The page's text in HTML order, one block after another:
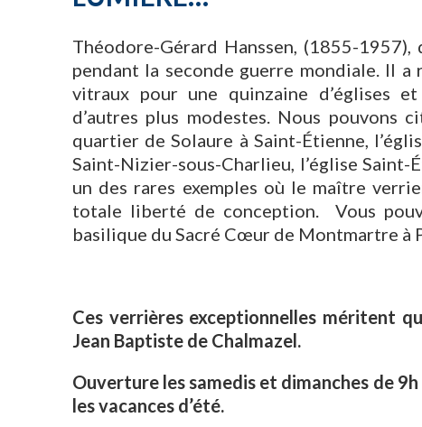
Théodore-Gérard Hanssen, (1855-
pendant la seconde guerre mondiale. Il
vitraux pour une quinzaine d’églises
d’autres plus modestes. Nous pouvons
quartier de Solaure à Saint-Étienne,
Saint-Nizier-sous-Charlieu, l’église Saint-
un des rares exemples où le maître
totale liberté de conception. Vous
basilique du Sacré Cœur de Montmartre à
Ces verrières exceptionnelles méritent
Jean Baptiste de Chalmazel.
Ouverture les samedis et dimanches de
les vacances d’été.